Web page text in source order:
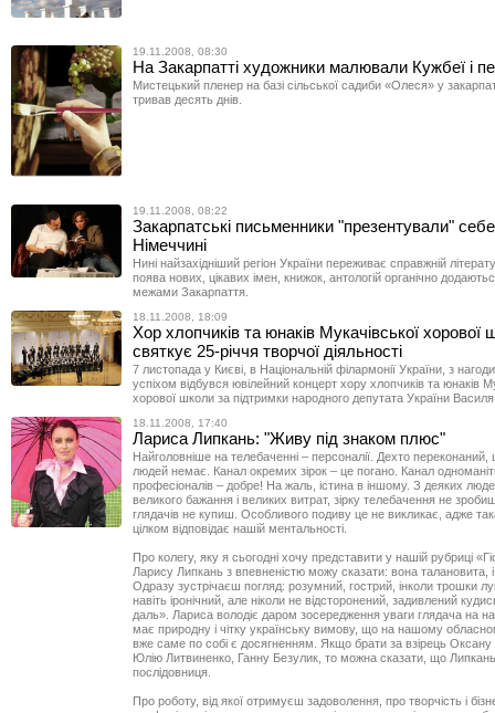
19.11.2008, 08:30
На Закарпатті художники малювали Кужбеї і
Мистецький пленер на базі сільської садиби «Олеся» у
тривав десять днів.
19.11.2008, 08:22
Закарпатські письменники "презентували"
Німеччині
Нині найзахідніший регіон України переживає справжній
поява нових, цікавих імен, книжок, антологій органічно
межами Закарпаття.
18.11.2008, 18:09
Хор хлопчиків та юнаків Мукачівської хорової
святкує 25-річчя творчої діяльності
7 листопада у Києві, в Національній філармонії України, з
успіхом відбувся ювілейний концерт хору хлопчиків та юнаків
хорової школи за підтримки народного депутата України
18.11.2008, 17:40
Лариса Липкань: "Живу під знаком плюс"
Найголовніше на телебаченні – персоналії. Дехто
людей немає. Канал окремих зірок – це погано. Канал
професіоналів – добре! На жаль, істина в іншому. З деяких
великого бажання і великих витрат, зірку телебачення не зробиш
глядачів не купиш. Особливого подиву це не викликає, адже
цілком відповідає нашій ментальності.
Про колегу, яку я сьогодні хочу представити у нашій рубриці
Ларису Липкань з впевненістю можу сказати: вона талановита, і
Одразу зустрічаєш погляд: розумний, гострий, інколи трошки
навіть іронічний, але ніколи не відсторонений, задивлений
даль». Лариса володіє даром зосередження уваги глядача на
має природну і чітку українську вимову, що на нашому
вже саме по собі є досягненням. Якщо брати за взірець
Юлію Литвиненко, Ганну Безулик, то можна сказати, що Липкань
послідовниця.
Про роботу, від якої отримуєш задоволення, про творчість і